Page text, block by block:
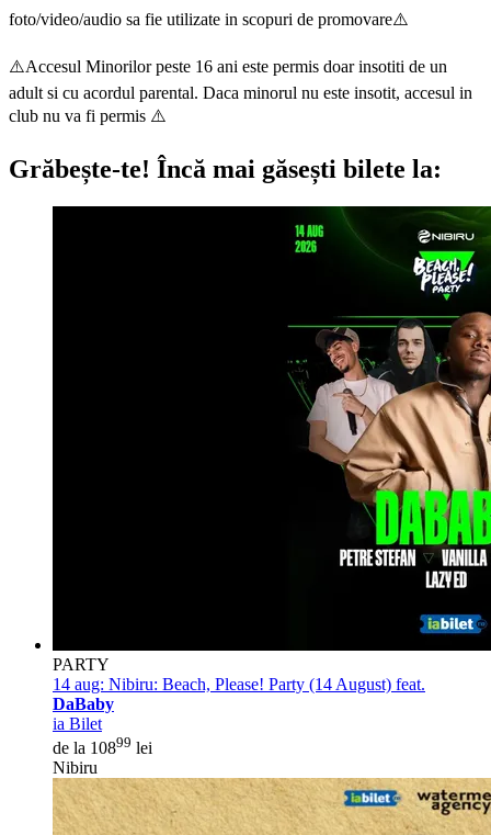
foto/video/audio sa fie utilizate in scopuri de promovare⚠️
⚠️Accesul Minorilor peste 16 ani este permis doar insotiti de un
adult si cu acordul parental. Daca minorul nu este insotit, accesul in
club nu va fi permis ⚠️
Grăbește-te! Încă mai găsești bilete la:
PARTY
14 aug: Nibiru: Beach, Please! Party (14 August) feat.
DaBaby
ia Bilet
de la 10899 lei
Nibiru